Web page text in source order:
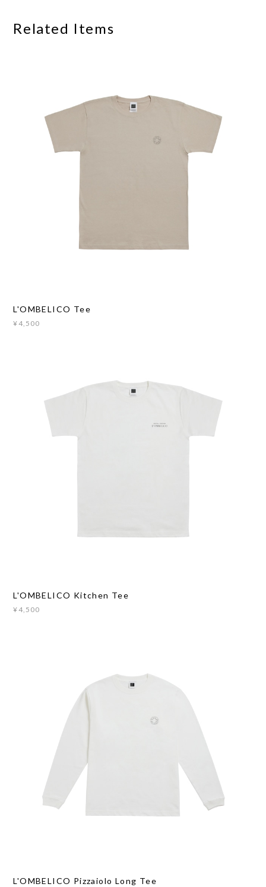
Related Items
L'OMBELICO Tee
¥4,500
L'OMBELICO Kitchen Tee
¥4,500
L'OMBELICO Pizzaiolo Long Tee